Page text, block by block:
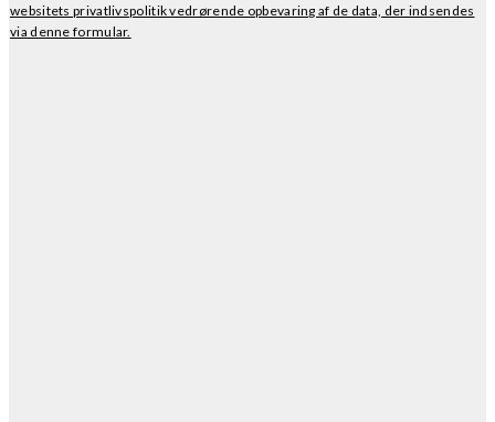
websitets privatlivspolitik vedrørende opbevaring af de data, der indsendes
via denne formular.